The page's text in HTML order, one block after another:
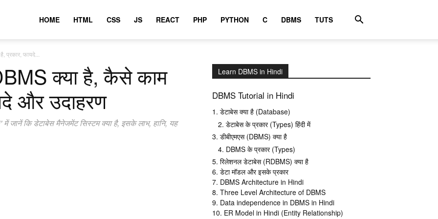
HOME HTML CSS JS REACT PHP PYTHON C DBMS TUTS
फायदे...
क्या है, कैसे काम
और उदाहरण
कि डेटाबेस मैनेजमेंट सिस्टम क्या है, इसके लाभ, हानि, यह
Learn DBMS in Hindi
DBMS Tutorial in Hindi
1. डेटाबेस क्या है (Database)
2. डेटाबेस के प्रकार (Types) हिंदी में
3. डीबीएमएस (DBMS) क्या है
4. DBMS के प्रकार (Types)
5. रिलेशनल डेटाबेस (RDBMS) क्या है
6. डेटा मॉडल और इसके प्रकार
7. DBMS Architecture in Hindi
8. Three Level Architecture of DBMS
9. Data independence in DBMS in Hindi
10. ER Model in Hindi (Entity Relationship)